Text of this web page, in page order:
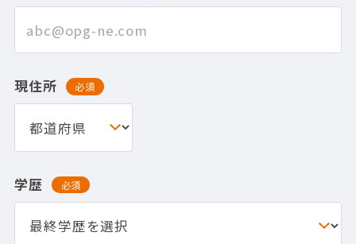
現住所 必須
学歴 必須